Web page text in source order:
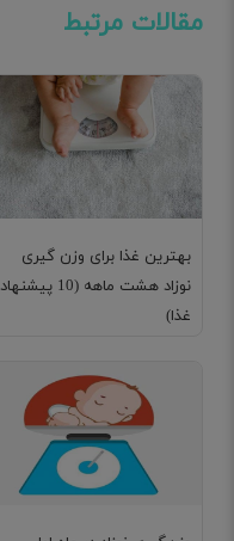
مقالات مرتبط
بهترین غذا برای وزن گیری
نوزاد هشت ماهه (10 پیشنهاد
غذا)